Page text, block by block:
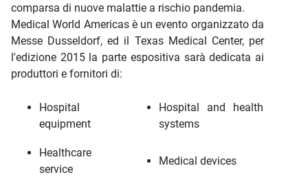
comparsa di nuove malattie a rischio pandemia.
Medical World Americas è un evento organizzato da
Messe Dusseldorf, ed il Texas Medical Center, per
l'edizione 2015 la parte espositiva sarà dedicata ai
produttori e fornitori di:
Hospital
equipment
Hospital and health
systems
Healthcare
service
Medical devices